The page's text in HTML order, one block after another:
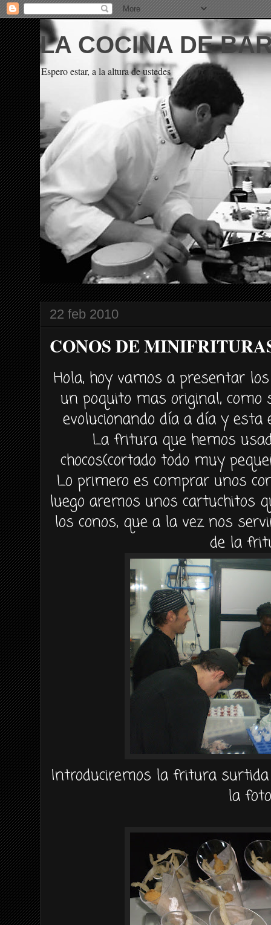
LA COCINA DE
Espero estar, a la altura de ustedes
22 feb 2010
CONOS DE
Hola, hoy vamos a presentar
un poquito mas original, como
evolucionando día a día y esta
La fritura que hemos
chocos(cortado todo muy
Lo primero es comprar unos
luego aremos unos cartuchitos
los conos, que a la vez nos
de la
Introduciremos la fritura surtida
la